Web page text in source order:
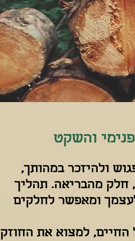
והשקט
ולהיזכר במהותך,
חלק מהבריאה. תהליך
ומאפשר לחלקים
למצוא את החוזק